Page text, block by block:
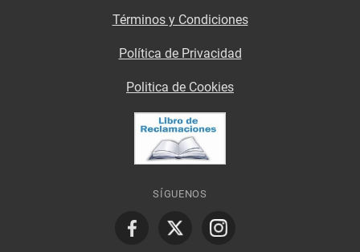
Términos y Condiciones
Política de Privacidad
Politica de Cookies
SÍGUENOS